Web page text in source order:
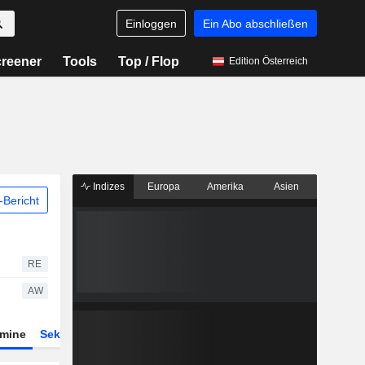
Einloggen Ein Abo abschließen
Tools Top / Flop Edition Österreich
Bericht
RE
AW
Sektor
Indizes Europa Amerika Asien